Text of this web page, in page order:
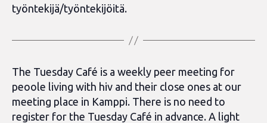
työntekijä/työntekijöitä.
The Tuesday Café is a weekly peer meeting for
peoole living with hiv and their close ones at our
meeting place in Kamppi. There is no need to
register for the Tuesday Café in advance. A light